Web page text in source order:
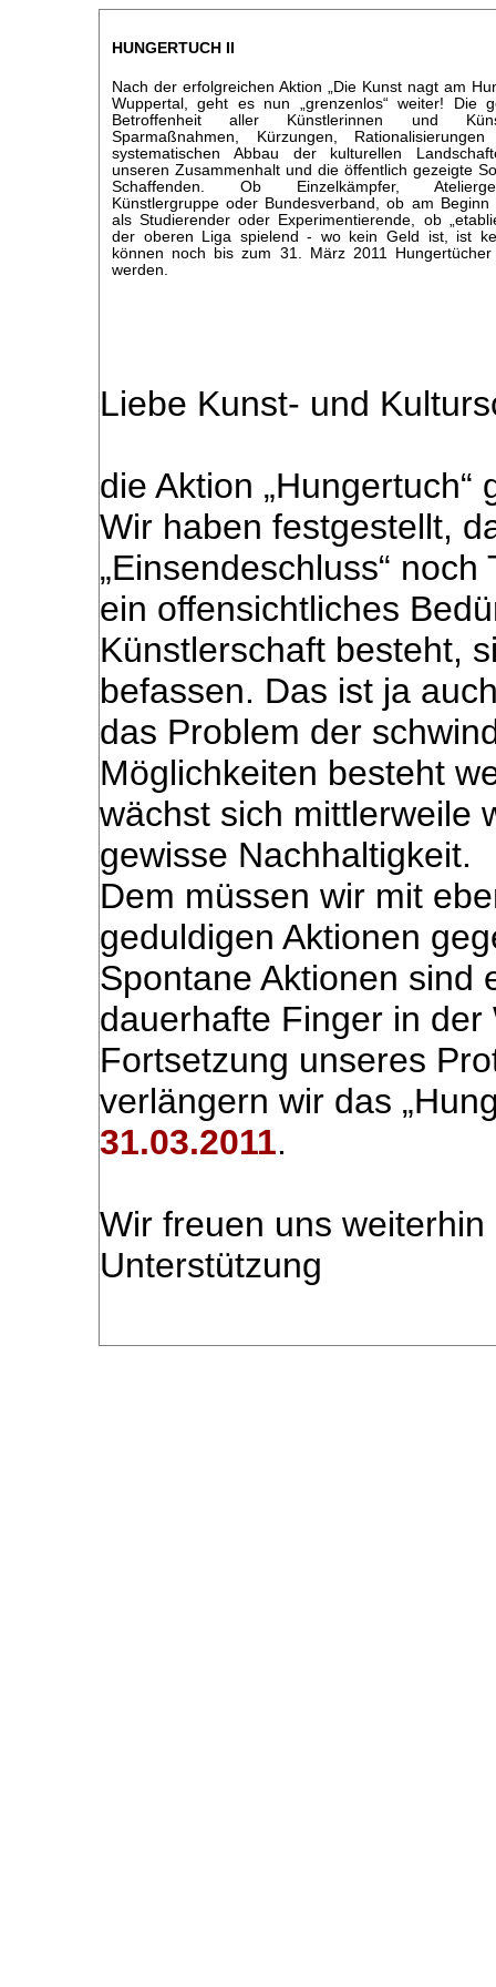
HUNGERTUCH II
Nach der erfolgreichen Aktion „Die Kunst nagt am
Wuppertal, geht es nun „grenzenlos“ weiter! Die
Betroffenheit aller Künstlerinnen und
Sparmaßnahmen, Kürzungen,
systematischen Abbau der kulturellen
unseren Zusammenhalt und die öffentlich gezeigte
Schaffenden. Ob Einzelkämpfer,
Künstlergruppe oder Bundesverband, ob am Beginn
als Studierender oder Experimentierende, ob
der oberen Liga spielend - wo kein Geld ist, ist
können noch bis zum 31. März 2011 Hungertücher
werden.
Liebe Kunst- und
die Aktion „Hungertuch“
Wir haben festgestellt,
„Einsendeschluss“
ein offensichtliches
Künstlerschaft besteht,
befassen. Das ist ja
das Problem der
Möglichkeiten besteht
wächst sich mittlerweile
gewisse Nachhaltigkeit.
Dem müssen wir mit
geduldigen Aktionen
Spontane Aktionen sind
dauerhafte Finger in
Fortsetzung unseres
verlängern wir das
31.03.2011.
Wir freuen uns
Unterstützung